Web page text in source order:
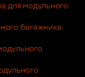
для модульного
багажника